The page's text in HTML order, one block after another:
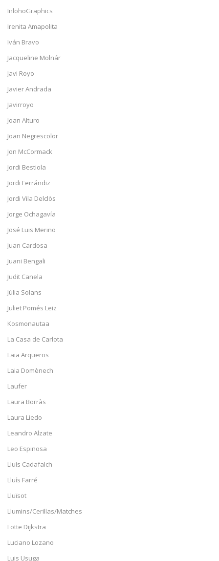
InlohoGraphics
Irenita Amapolita
Iván Bravo
Jacqueline Molnár
Javi Royo
Javier Andrada
Javirroyo
Joan Alturo
Joan Negrescolor
Jon McCormack
Jordi Bestiola
Jordi Ferrándiz
Jordi Vila Delclòs
Jorge Ochagavía
José Luis Merino
Juan Cardosa
Juani Bengali
Judit Canela
Júlia Solans
Juliet Pomés Leiz
Kosmonautaa
La Casa de Carlota
Laia Arqueros
Laia Domènech
Laufer
Laura Borràs
Laura Liedo
Leandro Alzate
Leo Espinosa
Lluís Cadafalch
Lluís Farré
Lluïsot
Llumins/Cerillas/Matches
Lotte Dijkstra
Luciano Lozano
Luis Usuga